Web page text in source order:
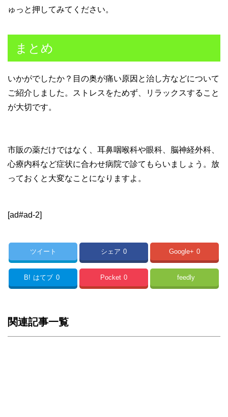
ゅっと押してみてください。
まとめ
いかがでしたか？目の奥が痛い原因と治し方などについて
ご紹介しました。ストレスをためず、リラックスすること
が大切です。
市販の薬だけではなく、耳鼻咽喉科や眼科、脳神経外科、
心療内科など症状に合わせ病院で診てもらいましょう。放
っておくと大変なことになりますよ。
[ad#ad-2]
ツイート シェア 0 Google+ 0
B! はてブ 0 Pocket 0 feedly
関連記事一覧